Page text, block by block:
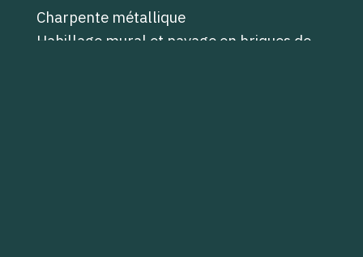
Charpente métallique
Habillage mural et pavage en briques de